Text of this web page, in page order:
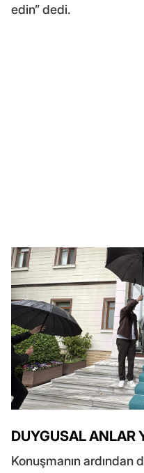
edin” dedi.
DUYGUSAL ANLAR
Konuşmanın ardından